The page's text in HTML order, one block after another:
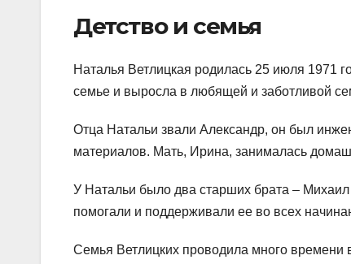
Детство и семья
Наталья Ветлицкая родилась 25 июля 1971
семье и выросла в любящей и заботливой
Отца Натальи звали Александр, он был
материалов. Мать, Ирина, занималась
У Натальи было два старших брата –
помогали и поддерживали ее во всех
Семья Ветлицких проводила много времени